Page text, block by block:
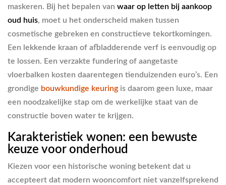
maskeren. Bij het bepalen van waar op letten bij aankoop
oud huis, moet u het onderscheid maken tussen
cosmetische gebreken en constructieve tekortkomingen.
Een lekkende kraan of afbladderende verf is eenvoudig op
te lossen. Een verzakte fundering of aangetaste
vloerbalken kosten daarentegen tienduizenden euro’s. Een
grondige bouwkundige keuring is daarom geen luxe, maar
een noodzakelijke stap om de werkelijke staat van de
constructie boven water te krijgen.
Karakteristiek wonen: een bewuste
keuze voor onderhoud
Kiezen voor een historische woning betekent dat u
accepteert dat modern wooncomfort niet vanzelfsprekend